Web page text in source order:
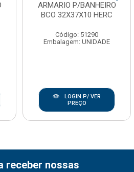
ARMARIO P/BANHEIRO
BCO 32X37X10 HERC
Código: 51290
Embalagem: UNIDADE
LOGIN P/ VER
PREÇO
receber nossas